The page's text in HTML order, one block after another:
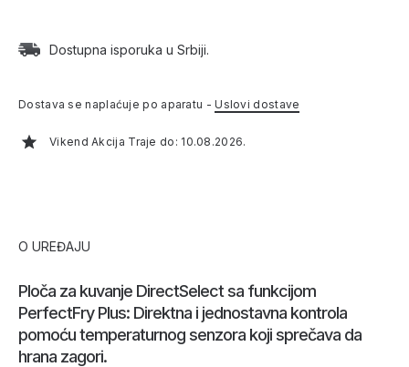
Dostupna isporuka u Srbiji.
Dostava se naplaćuje po aparatu -Uslovi dostave
Vikend Akcija Traje do: 10.08.2026.
O UREĐAJU
Ploča za kuvanje DirectSelect sa funkcijom
PerfectFry Plus: Direktna i jednostavna kontrola
pomoću temperaturnog senzora koji sprečava da
hrana zagori.